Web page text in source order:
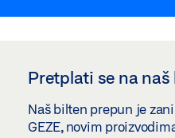
Pretplati se na naš
Naš bilten prepun je
GEZE, novim